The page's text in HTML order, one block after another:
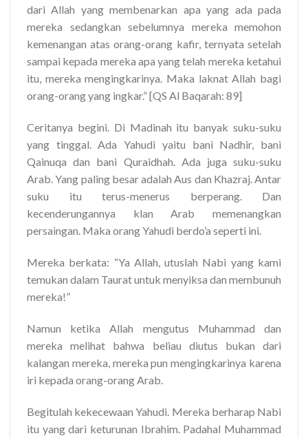
dari Allah yang membenarkan apa yang ada pada
mereka sedangkan sebelumnya mereka memohon
kemenangan atas orang-orang kafir, ternyata setelah
sampai kepada mereka apa yang telah mereka ketahui
itu, mereka mengingkarinya. Maka laknat Allah bagi
orang-orang yang ingkar.” [QS Al Baqarah: 89]
Ceritanya begini. Di Madinah itu banyak suku-suku
yang tinggal. Ada Yahudi yaitu bani Nadhir, bani
Qainuqa dan bani Quraidhah. Ada juga suku-suku
Arab. Yang paling besar adalah Aus dan Khazraj. Antar
suku itu terus-menerus berperang. Dan
kecenderungannya klan Arab memenangkan
persaingan. Maka orang Yahudi berdo’a seperti ini.
Mereka berkata: “Ya Allah, utuslah Nabi yang kami
temukan dalam Taurat untuk menyiksa dan membunuh
mereka!”
Namun ketika Allah mengutus Muhammad dan
mereka melihat bahwa beliau diutus bukan dari
kalangan mereka, mereka pun mengingkarinya karena
iri kepada orang-orang Arab.
Begitulah kekecewaan Yahudi. Mereka berharap Nabi
itu yang dari keturunan Ibrahim. Padahal Muhammad